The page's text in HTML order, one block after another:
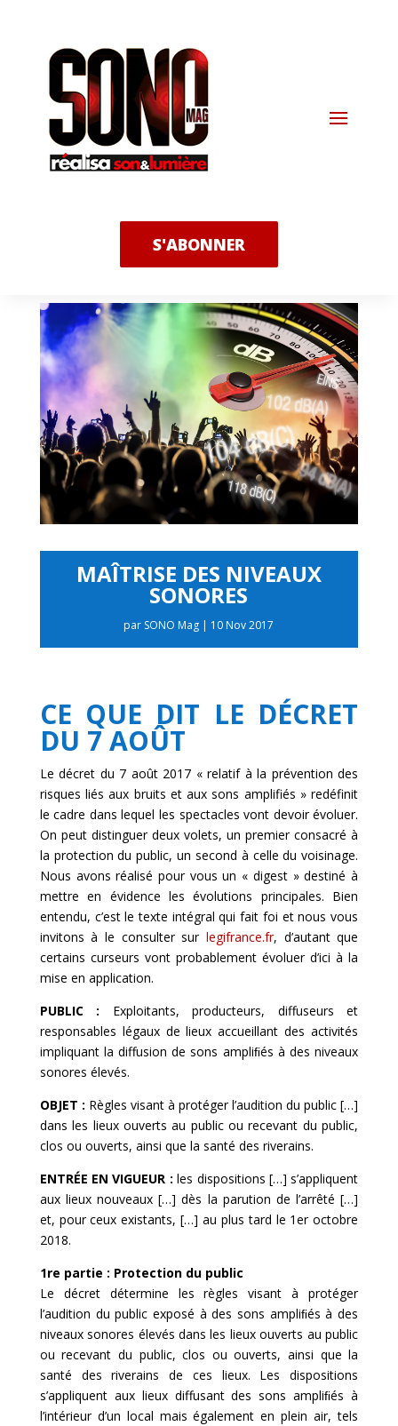
S'ABONNER
MAÎTRISE DES NIVEAUX
SONORES
par SONO Mag | 10 Nov 2017
CE QUE DIT LE DÉCRET
DU 7 AOÛT
Le décret du 7 août 2017 « relatif à la prévention des
risques liés aux bruits et aux sons amplifiés » redéfinit
le cadre dans lequel les spectacles vont devoir évoluer.
On peut distinguer deux volets, un premier consacré à
la protection du public, un second à celle du voisinage.
Nous avons réalisé pour vous un « digest » destiné à
mettre en évidence les évolutions principales. Bien
entendu, c’est le texte intégral qui fait foi et nous vous
invitons à le consulter sur legifrance.fr, d’autant que
certains curseurs vont probablement évoluer d’ici à la
mise en application.
PUBLIC : Exploitants, producteurs, diffuseurs et
responsables légaux de lieux accueillant des activités
impliquant la diffusion de sons ampliﬁés à des niveaux
sonores élevés.
OBJET : Règles visant à protéger l’audition du public […]
dans les lieux ouverts au public ou recevant du public,
clos ou ouverts, ainsi que la santé des riverains.
ENTRÉE EN VIGUEUR : les dispositions […] s’appliquent
aux lieux nouveaux […] dès la parution de l’arrêté […]
et, pour ceux existants, […] au plus tard le 1er octobre
2018.
1re partie : Protection du public
Le décret détermine les règles visant à protéger
l’audition du public exposé à des sons ampliﬁés à des
niveaux sonores élevés dans les lieux ouverts au public
ou recevant du public, clos ou ouverts, ainsi que la
santé des riverains de ces lieux. Les dispositions
s’appliquent aux lieux diffusant des sons ampliﬁés à
l’intérieur d’un local mais également en plein air, tels